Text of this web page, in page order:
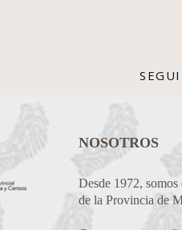
NOSOTROS
Desde 1972, somos
de la Provincia de